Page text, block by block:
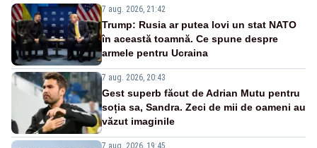
7 aug. 2026, 21:42
Trump: Rusia ar putea lovi un stat NATO
în această toamnă. Ce spune despre
armele pentru Ucraina
7 aug. 2026, 20:43
Gest superb făcut de Adrian Mutu pentru
soția sa, Sandra. Zeci de mii de oameni au
văzut imaginile
7 aug. 2026, 19:45